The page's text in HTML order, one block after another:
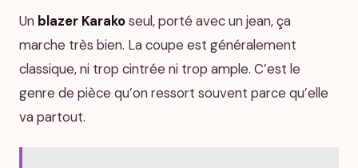
Un blazer Karakoseul, porté avec un jean, ça
marche très bien. La coupe est généralement
classique, ni trop cintrée ni trop ample. C’est le
genre de pièce qu’on ressort souvent parce qu’elle
va partout.